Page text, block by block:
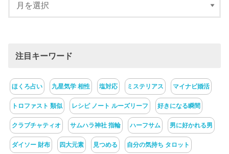
注目キーワード
ほくろ占い 九星気学 相性 塩対応 ミステリアス マイナビ婚活
トロファスト 類似 レシピ ノート ルーズリーフ 好きになる瞬間
クラブチャティオ サムハラ神社 指輪 ハーフサム 男に好かれる男
ダイソー 財布 四大元素 見つめる 自分の気持ち タロット